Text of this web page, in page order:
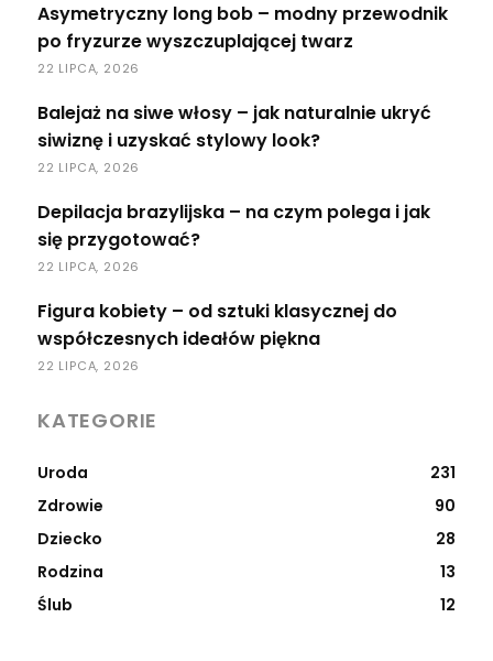
Asymetryczny long bob – modny przewodnik
po fryzurze wyszczuplającej twarz
22 LIPCA, 2026
Balejaż na siwe włosy – jak naturalnie ukryć
siwiznę i uzyskać stylowy look?
22 LIPCA, 2026
Depilacja brazylijska – na czym polega i jak
się przygotować?
22 LIPCA, 2026
Figura kobiety – od sztuki klasycznej do
współczesnych ideałów piękna
22 LIPCA, 2026
KATEGORIE
Uroda
231
Zdrowie
90
Dziecko
28
Rodzina
13
Ślub
12